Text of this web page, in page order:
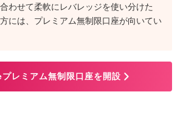
合わせて柔軟にレバレッジを使い分けた
には、プレミアム無制限口座が向いてい
レミアム無制限口座を開設